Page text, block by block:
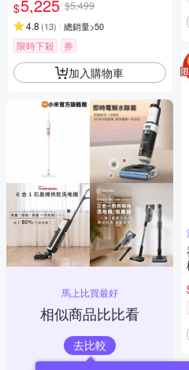
$5,225 $5,499
4.8 (13) 總銷量>50
限時下殺 券
加入購物車
馬上比買最好
相似商品比比看
去比較